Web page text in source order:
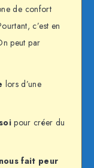
de confort
c’est en
peut par
lors d’une
pour créer du
fait peur